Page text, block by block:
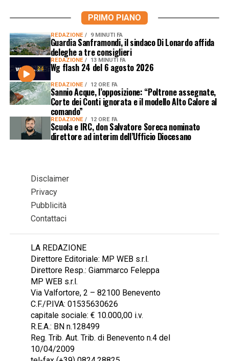
PRIMO PIANO
REDAZIONE 9 MINUTI FA
Guardia Sanframondi, il sindaco Di Lonardo affida
deleghe a tre consiglieri
REDAZIONE 13 MINUTI FA
Wg flash 24 del 6 agosto 2026
REDAZIONE 12 ORE FA
Sannio Acque, l’opposizione: “Poltrone assegnate,
Corte dei Conti ignorata e il modello Alto Calore al
comando”
REDAZIONE 12 ORE FA
Scuola e IRC, don Salvatore Soreca nominato
direttore ad interim dell’Ufficio Diocesano
Disclaimer
Privacy
Pubblicità
Contattaci
LA REDAZIONE
Direttore Editoriale: MP WEB s.r.l.
Direttore Resp.: Giammarco Feleppa
MP WEB s.r.l.
Via Valfortore, 2 – 82100 Benevento
C.F./P.IVA: 01535630626
capitale sociale: € 10.000,00 i.v.
R.E.A.: BN n.128499
Reg. Trib. Aut. Trib. di Benevento n.4 del
10/04/2009